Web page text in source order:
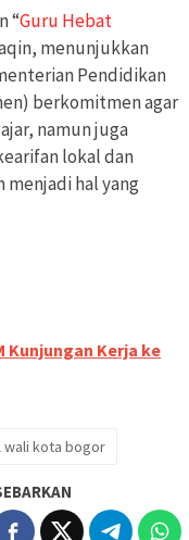
“Guru Hebat
menunjukkan
Pendidikan
berkomitmen agar
namun juga
lokal dan
hal yang
Kunjungan Kerja ke
wali kota bogor